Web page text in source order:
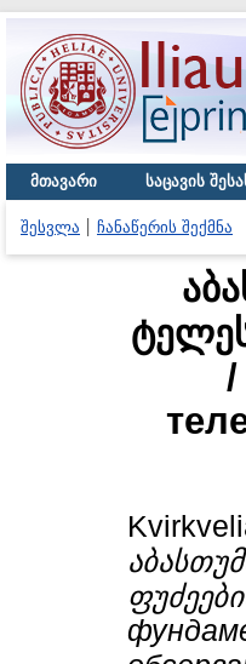
მთავარი საცავის
შესვლა ჩანაწერის შექმნა
/